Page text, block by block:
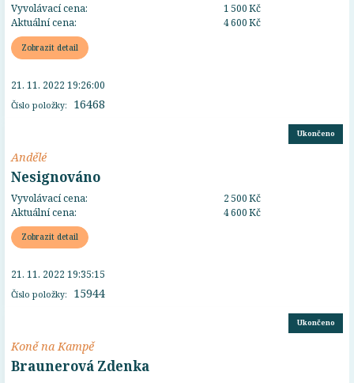
Vyvolávací cena:
1 500 Kč
Aktuální cena:
4 600 Kč
Zobrazit detail
Číslo položky: 16468
21. 11. 2022 19:26:00
Ukončeno
Andělé
Nesignováno
Vyvolávací cena:
2 500 Kč
Aktuální cena:
4 600 Kč
Zobrazit detail
Číslo položky: 15944
21. 11. 2022 19:35:15
Ukončeno
Koně na Kampě
Braunerová Zdenka